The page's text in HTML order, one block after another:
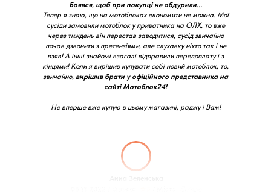
Боявся, щоб при покупці не обдурили...
Тепер я знаю, що на мотоблоках економити не можна. Мої
сусіди замовили мотоблок у приватника на ОЛХ, то вже
через тиждень він перестав заводитися, сусід звичайно
почав дзвонити з претензіями, але слухавку ніхто так і не
взяв! А інші знайомі взагалі відправили передоплату і з
кінцями! Коли я вирішив купувати собі новий мотоблок, то,
звичайно, вирішив брати у офіційного представника на
сайті Мотоблок24!
Не вперше вже купую в цьому магазині, раджу і Вам!